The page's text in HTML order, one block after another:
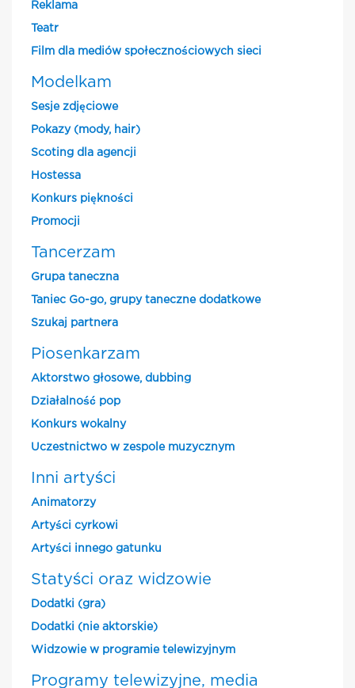
Reklama
Teatr
Film dla mediów społecznościowych sieci
Modelkam
Sesje zdjęciowe
Pokazy (mody, hair)
Scoting dla agencji
Hostessa
Konkurs piękności
Promocji
Tancerzam
Grupa taneczna
Taniec Go-go, grupy taneczne dodatkowe
Szukaj partnera
Piosenkarzam
Aktorstwo głosowe, dubbing
Działalność pop
Konkurs wokalny
Uczestnictwo w zespole muzycznym
Inni artyści
Animatorzy
Artyści cyrkowi
Artyści innego gatunku
Statyści oraz widzowie
Dodatki (gra)
Dodatki (nie aktorskie)
Widzowie w programie telewizyjnym
Programy telewizyjne, media